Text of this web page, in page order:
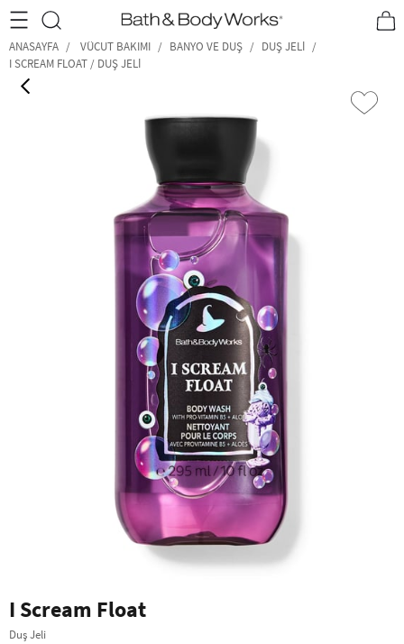
•2200₺ ve Üzeri Kargo Ücretsiz!• *Promosyon Detayları
ANASAYFA VÜCUT BAKIMI BANYO VE DUŞ
DUŞ JELI
I SCREAM FLOAT / DUŞ JELI
I Scream Float
Duş Jeli